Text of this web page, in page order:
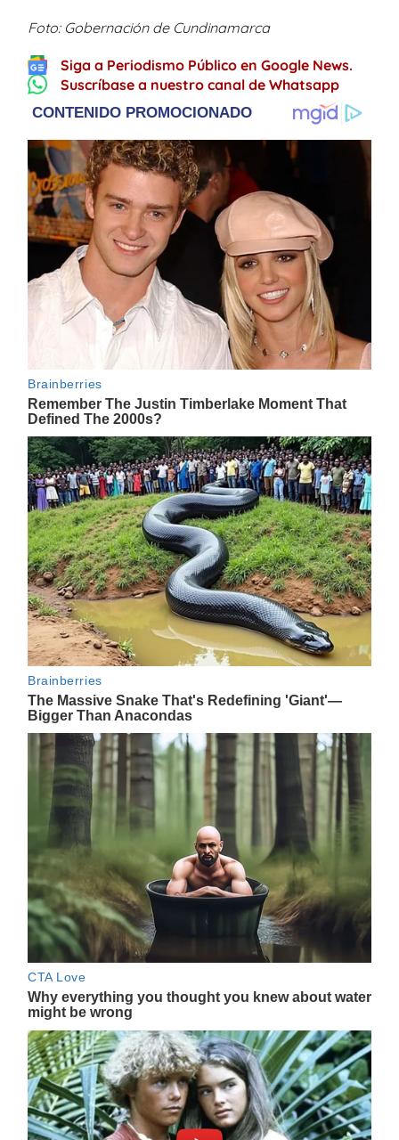
Foto: Gobernación de Cundinamarca
Siga a Periodismo Público en Google News.
Suscríbase a nuestro canal de Whatsapp